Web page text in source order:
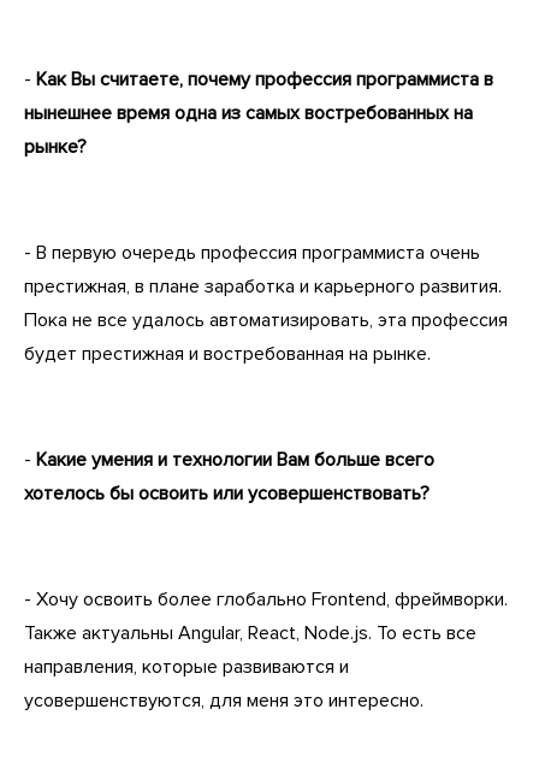
- Как Вы считаете, почему профессия программиста в
нынешнее время одна из самых востребованных на
рынке?
- В первую очередь профессия программиста очень
престижная, в плане заработка и карьерного развития.
Пока не все удалось автоматизировать, эта профессия
будет престижная и востребованная на рынке.
- Какие умения и технологии Вам больше всего
хотелось бы освоить или усовершенствовать?
- Хочу освоить более глобально Frontend, фреймворки.
Также актуальны Angular, React, Node.js. То есть все
направления, которые развиваются и
усовершенствуются, для меня это интересно.